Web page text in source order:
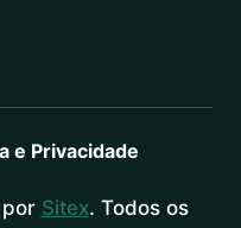
e Privacidade
Sitex. Todos os